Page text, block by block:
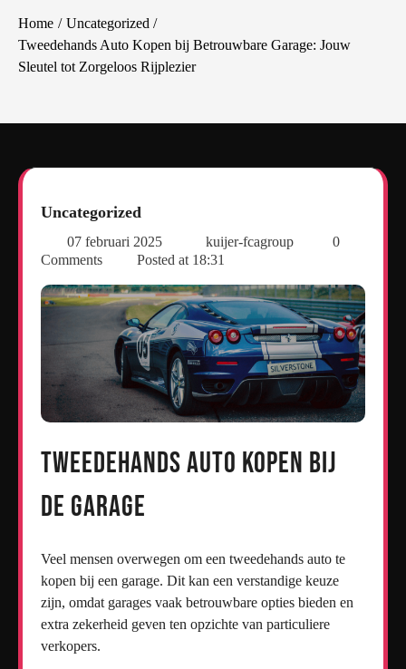
Home
Uncategorized
Tweedehands Auto Kopen bij Betrouwbare Garage: Jouw
Sleutel tot Zorgeloos Rijplezier
Uncategorized
07 februari 2025 kuijer-fcagroup
0
Comments
Posted at 18:31
Tweedehands Auto Kopen bij
de Garage
Veel mensen overwegen om een tweedehands auto te
kopen bij een garage. Dit kan een verstandige keuze
zijn, omdat garages vaak betrouwbare opties bieden en
extra zekerheid geven ten opzichte van particuliere
verkopers.